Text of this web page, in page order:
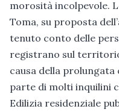
morosità incolpevole.
Toma, su proposta
tenuto conto delle
registrano sul
causa della
parte di molti inquilini
Edilizia residenziale